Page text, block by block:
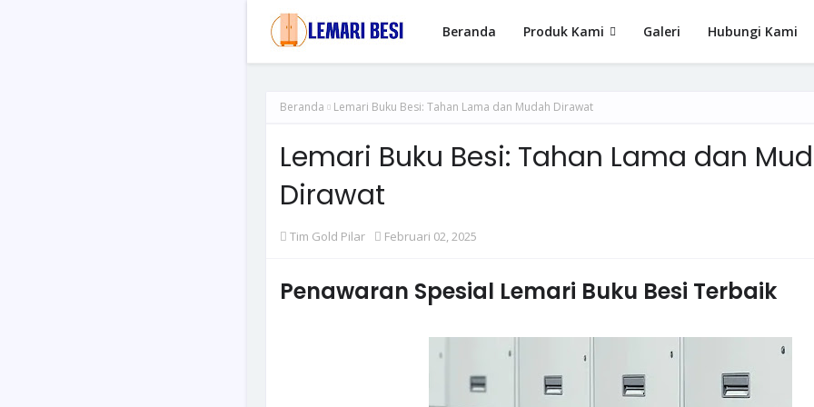
Beranda Produk Kami Galeri Hubungi Kami
Beranda Lemari Buku Besi: Tahan Lama dan Mudah Dirawat
Lemari Buku Besi: Tahan Lama dan
Dirawat
Tim Gold Pilar Februari 02, 2025
Penawaran Spesial Lemari Buku Besi Terbaik